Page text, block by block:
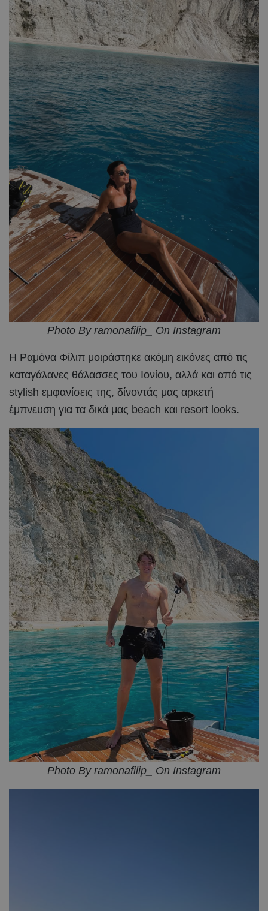
Photo By ramonafilip_ On Instagram
Η Ραμόνα Φίλιπ μοιράστηκε ακόμη εικόνες από τις
καταγάλανες θάλασσες του Ιονίου, αλλά και από τις
stylish εμφανίσεις της, δίνοντάς μας αρκετή
έμπνευση για τα δικά μας beach και resort looks.
Photo By ramonafilip_ On Instagram